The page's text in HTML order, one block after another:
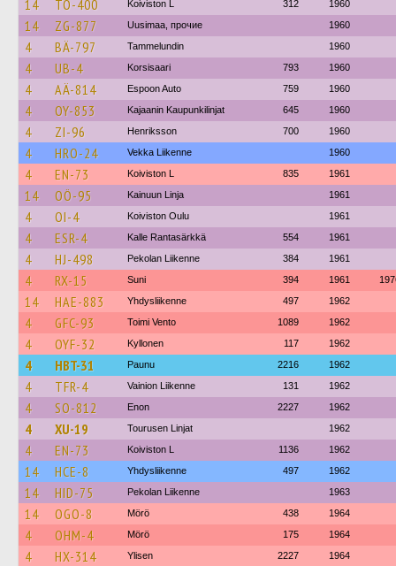
14 TÖ-400 Koiviston L 312 1960
14 ZG-877 Uusimaa, прочие 1960
4 BÄ-797 Tammelundin 1960
4 UB-4 Korsisaari 793 1960
4 AÄ-814 Espoon Auto 759 1960
4 OY-853 Kajaanin Kaupunkilinjat 645 1960
4 ZI-96 Henriksson 700 1960
4 HRO-24 Vekka Liikenne 1960
4 EN-73 Koiviston L 835 1961
14 OÖ-95 Kainuun Linja 1961
4 OI-4 Koiviston Oulu 1961
4 ESR-4 Kalle Rantasärkkä 554 1961
4 HJ-498 Pekolan Liikenne 384 1961
4 RX-15 Suni 394 1961
14 HAE-883 Yhdysliikenne 497 1962
4 GFC-93 Toimi Vento 1089 1962
4 OYF-32 Kyllonen 117 1962
4 HBT-31 Paunu 2216 1962
4 TFR-4 Vainion Liikenne 131 1962
4 SO-812 Enon 2227 1962
4 XU-19 Tourusen Linjat 1962
4 EN-73 Koiviston L 1136 1962
14 HCE-8 Yhdysliikenne 497 1962
14 HID-75 Pekolan Liikenne 1963
14 OGO-8 Mörö 438 1964
4 OHM-4 Mörö 175 1964
4 HX-314 Ylisen 2227 1964